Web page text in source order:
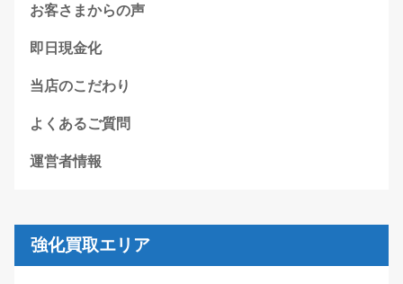
お客さまからの声
即日現金化
当店のこだわり
よくあるご質問
運営者情報
強化買取エリア